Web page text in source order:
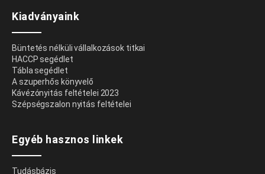
Kiadványaink
Büntetés nélküli vállalkozások titkai
HACCP segédlet
Tábla segédlet
A szuperhős könyvelő
Kávézónyitás feltételei 2023
Szépségszalon nyitás feltételei
Egyéb hasznos linkek
Tudásbázis